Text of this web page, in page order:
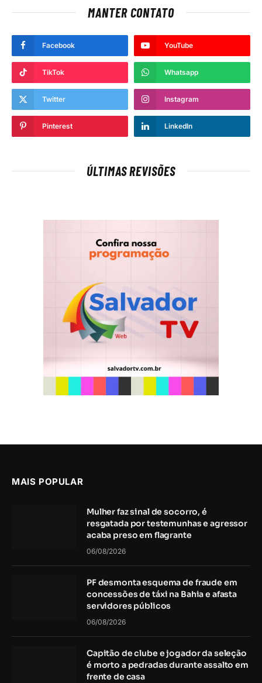
MANTER CONTATO
Facebook YouTube
TikTok Whatsapp
Twitter Instagram
Pinterest LinkedIn
ÚLTIMAS REVISÕES
MAIS POPULAR
Mulher faz sinal de socorro, é
resgatada por testemunhas e agressor
acaba preso em flagrante
06/08/2026
PF desmonta esquema de fraude em
concessões de táxi na Bahia e afasta
servidores públicos
06/08/2026
Capitão de clube e jogador da seleção
é morto a pedradas durante assalto em
frente de casa